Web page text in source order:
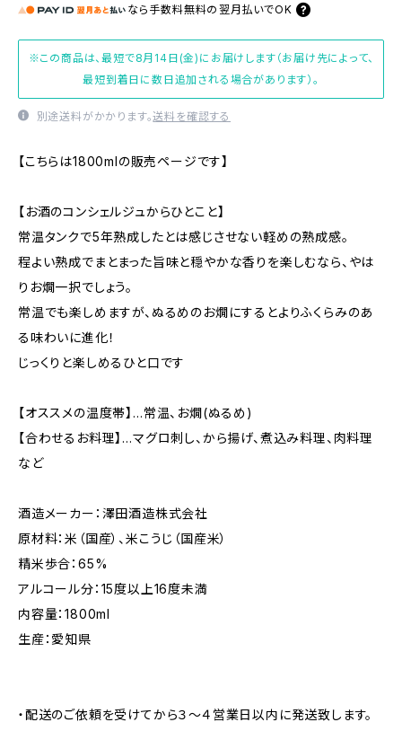
なら 手数料無料の 翌月払いでOK
※この商品は、最短で8月14日(金)にお届けします（お届け先によって、
最短到着日に数日追加される場合があります）。
別途送料がかかります。送料を確認する
【こちらは1800mlの販売ページです】
【お酒のコンシェルジュからひとこと】
常温タンクで5年熟成したとは感じさせない軽めの熟成感。
程よい熟成でまとまった旨味と穏やかな香りを楽しむなら、やは
りお燗一択でしょう。
常温でも楽しめますが、ぬるめのお燗にするとよりふくらみのあ
る味わいに進化！
じっくりと楽しめるひと口です
【オススメの温度帯】…常温、お燗(ぬるめ)
【合わせるお料理】…マグロ刺し、から揚げ、煮込み料理、肉料理
など
酒造メーカー：澤田酒造株式会社
原材料：米（国産）、米こうじ（国産米）
精米歩合：65%
アルコール分：15度以上16度未満
内容量：1800ml
生産：愛知県
・配送のご依頼を受けてから３〜４営業日以内に発送致します。